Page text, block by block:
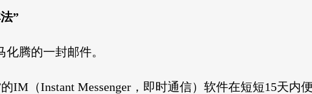
”
腾的一封邮件。
IM（Instant Messenger，即时通信）软件在短短15天内